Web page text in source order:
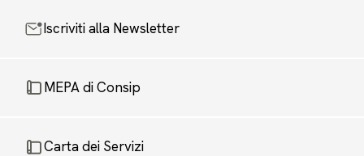
Iscriviti alla Newsletter
MEPA di Consip
Carta dei Servizi